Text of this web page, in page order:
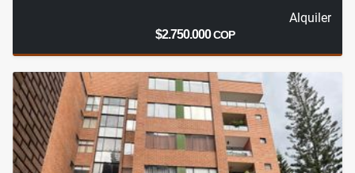
Alquiler
$2.750.000COP